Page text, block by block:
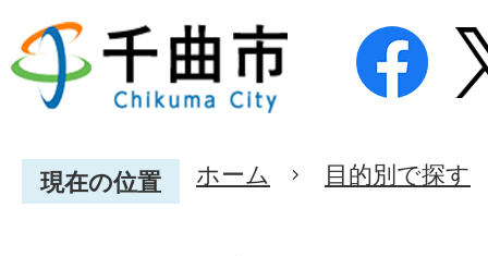
現在の位置 ホーム 目的別で探す